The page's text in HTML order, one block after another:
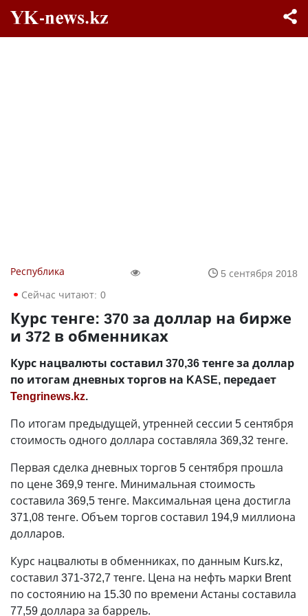
Республика
5 сентября 2018
Сейчас читают: 0
Курс тенге: 370 за доллар на бирже
и 372 в обменниках
Курс нацвалюты составил 370,36 тенге за доллар
по итогам дневных торгов на KASE, передает
Tengrinews.kz.
По итогам предыдущей, утренней сессии 5 сентября
стоимость одного доллара составляла 369,32 тенге.
Первая сделка дневных торгов 5 сентября прошла
по цене 369,9 тенге. Минимальная стоимость
составила 369,5 тенге. Максимальная цена достигла
371,08 тенге. Объем торгов составил 194,9 миллиона
долларов.
Курс нацвалюты в обменниках, по данным Kurs.kz,
составил 371-372,7 тенге. Цена на нефть марки Brent
по состоянию на 15.30 по времени Астаны составила
77,59 доллара за баррель.